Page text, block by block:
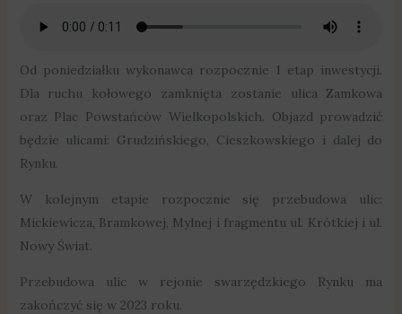
Od poniedziałku wykonawca rozpocznie 1 etap inwestycji.
Dla ruchu kołowego zamknięta zostanie ulica Zamkowa
oraz Plac Powstańców Wielkopolskich. Objazd prowadzić
będzie ulicami: Grudzińskiego, Cieszkowskiego i dalej do
Rynku.
W kolejnym etapie rozpocznie się przebudowa ulic:
Mickiewicza, Bramkowej, Mylnej i fragmentu ul. Krótkiej i ul.
Nowy Świat.
Przebudowa ulic w rejonie swarzędzkiego Rynku ma
zakończyć się w 2023 roku.